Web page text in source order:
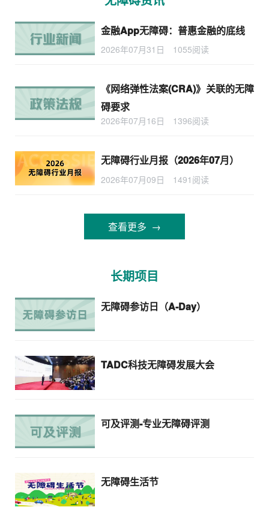
金融App无障碍：普惠金融的底线
2026年07月31日 1055阅读
《网络弹性法案(CRA)》关联的无障
碍要求
2026年07月16日 1396阅读
无障碍行业月报（2026年07月）
2026年07月09日 1491阅读
查看更多 →
长期项目
无障碍参访日（A-Day）
TADC科技无障碍发展大会
可及评测-专业无障碍评测
无障碍生活节